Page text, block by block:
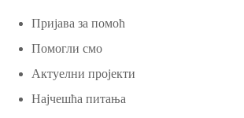
Пријава за помоћ
Помогли смо
Актуелни пројекти
Најчешћа питања